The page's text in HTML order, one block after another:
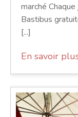
marché
Bastibus
[...]
En savoir